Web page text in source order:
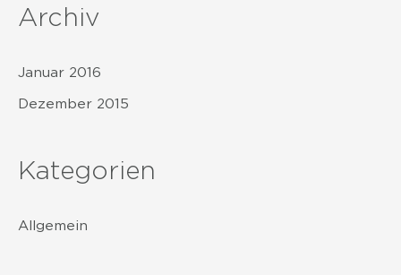
Archiv
Januar 2016
Dezember 2015
Kategorien
Allgemein